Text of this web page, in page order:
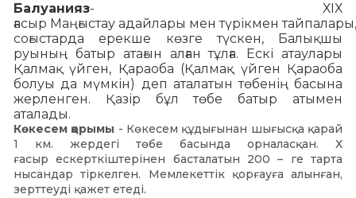
Балуанияз- ХIХ
ғасыр Маңғыстау адайлары мен түрікмен
соғыстарда ерекше көзге түскен, Балықшы
руының батыр атағын алған тұлға. Ескі атаулары
Қалмақ үйген, Қараоба (Қалмақ үйген Қараоба
болуы да мүмкін) деп аталатын төбенің басына
жерленген. Қазір бұл төбе батыр атымен
аталады.
Көкесем қорымы - Көкесем құдығынан шығысқа қарай
1 км. жердегі төбе басында орналасқан. Х
ғасыр ескерткіштерінен басталатын 200 – ге тарта
нысандар тіркелген. Мемлекеттік қорғауға алынған,
зерттеуді қажет етеді.